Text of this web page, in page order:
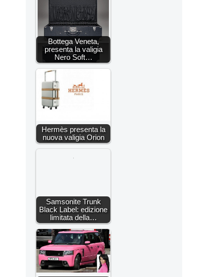
Bottega Veneta,
presenta la valigia
Nero Soft…
Hermès presenta la
nuova valigia Orion
Samsonite Trunk
Black Label: edizione
limitata della…